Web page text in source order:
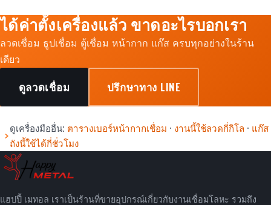
ได้ค่าตั้งเครื่องแล้ว ขาดอะไรบอกเรา
ลวดเชื่อม ธูปเชื่อม ตู้เชื่อม หน้ากาก แก๊ส ครบทุกอย่างในร้าน
เดียว
ดูลวดเชื่อม ปรึกษาทาง LINE
ดูเครื่องมืออื่น: ตารางเบอร์หน้ากากเชื่อม · งานนี้ใช้ลวดกี่กิโล · แก๊ส
ถังนี้ใช้ได้กี่ชั่วโมง
แฮปปี้ เมทอล เราเป็นร้านที่ขายอุปกรณ์เกี่ยวกับงานเชื่อมโลหะ รวมถึง